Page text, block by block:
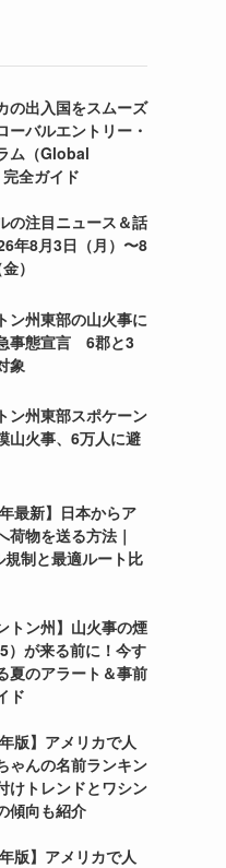
の出入国をスムーズ
ーバルエントリー・
ム（Global
全ガイド
の注目ニュース＆話
年8月3日（月）〜8
）
ン州東部の山火事に
事態宣言 6郡と3
象
ン州東部スポケーン
山火事、6万人に避
年最新】日本からア
荷物を送る方法｜
規制と最適ルート比
トン州】山火事の煙
）が来る前に！今す
夏のアラート＆事前
ド
版】アメリカで人
ゃんの名前ランキン
けトレンドとワシン
傾向も紹介
版】アメリカで人